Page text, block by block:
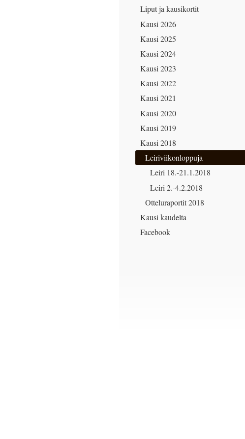
Liput ja kausikortit
Kausi 2026
Kausi 2025
Kausi 2024
Kausi 2023
Kausi 2022
Kausi 2021
Kausi 2020
Kausi 2019
Kausi 2018
Leiriviikonloppuja
Leiri 18.-21.1.2018
Leiri 2.-4.2.2018
Otteluraportit 2018
Kausi kaudelta
Facebook